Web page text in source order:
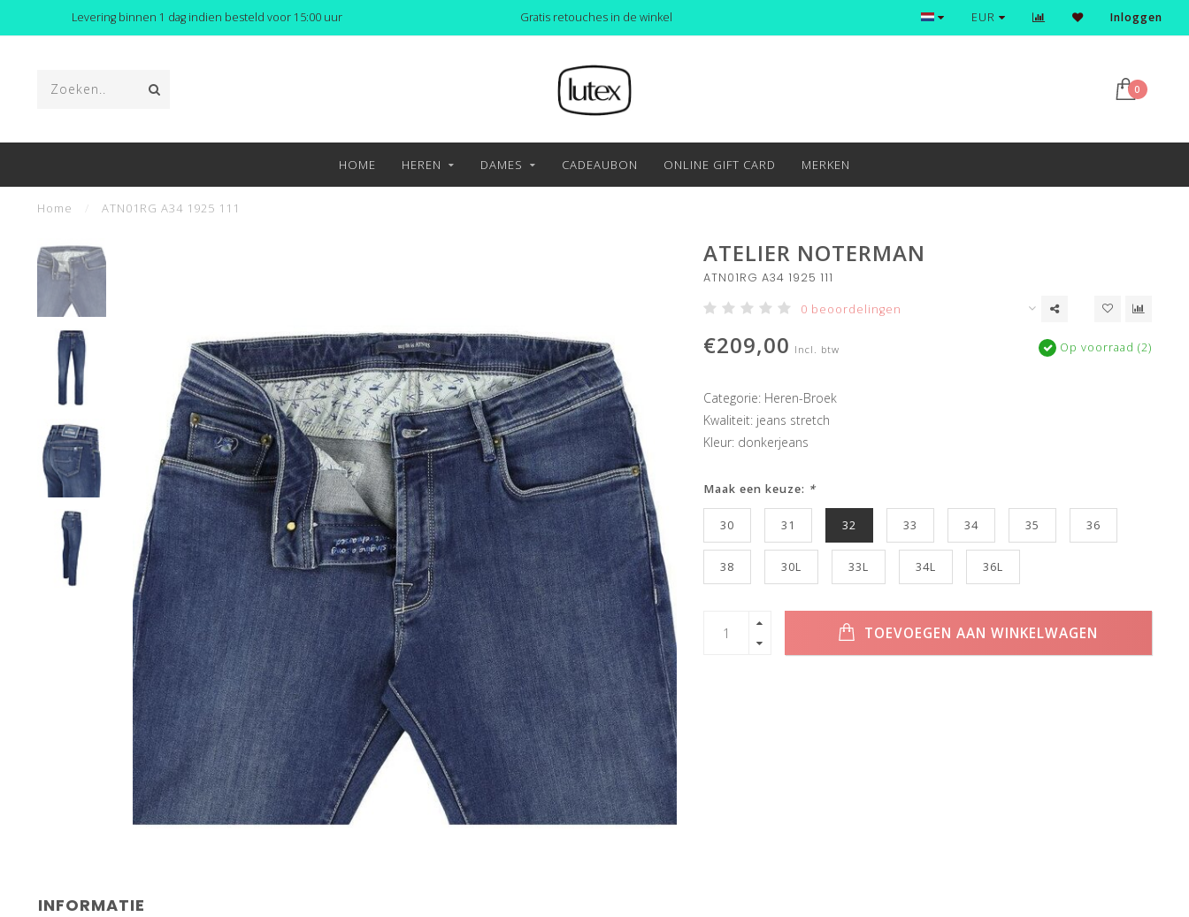
Levering binnen 1 dag indien besteld voor 15:00 uur Gratis retouches in de winkel Ontdek en shop de nieuwste trends
EUR Inloggen
0
HOME HEREN DAMES CADEAUBON ONLINE GIFT CARD MERKEN
Home ATN01RG A34 1925 111
ATELIER NOTERMAN
ATN01RG A34 1925 111
0 beoordelingen
€209,00 Incl. btw Op voorraad (2)
Categorie: Heren-Broek
Kwaliteit: jeans stretch
Kleur: donkerjeans
Maak een keuze: *
30 31 32 33 34 35 36
38 30L 33L 34L 36L
TOEVOEGEN AAN WINKELWAGEN
INFORMATIE